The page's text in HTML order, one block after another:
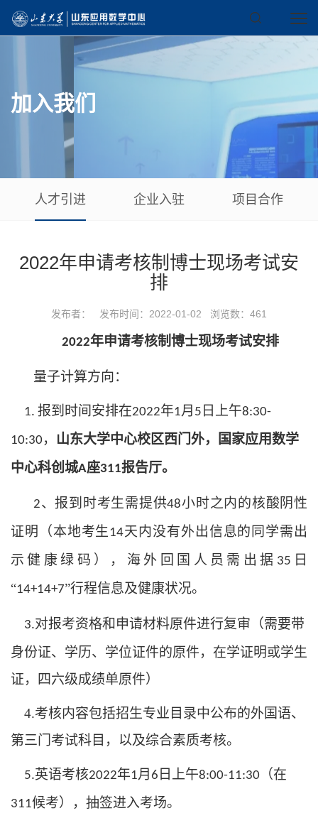
加入我们
人才引进 企业入驻 项目合作
2022年申请考核制博士现场考试安
排
发布者： 发布时间：2022-01-02 浏览数： 461
2022年申请考核制博士现场考试安排
量子计算方向：
1. 报到时间安排在2022年1月 5 日上午8:30-
10:30 ， 山东大学中心校区西门外，国家应用数学
中心科创城A座311报告厅。
2、报到时考生需提供48小时之内的核酸阴性
证明（本地考生 14天内没有外出信息的同学需出
示健康绿码），海外 回国 人员需出据 35 日
“14+14+7”行程信息及健康状况。
3.对报考资格和申请材料原件进行复审（需要带
身份证、学历、学位证件的原件，在学证明或学生
证，四六级成绩单原件）
4.考核内容包括招生专业目录中公布的外国语、
第三门考试科目，以及综合素质考核。
5.英语考核2022年1月 6 日上午8:00-11:30 （在
311候考），抽签进入考场。